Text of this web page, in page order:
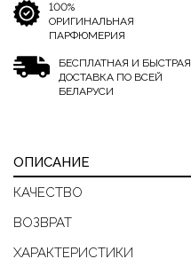
100%
ОРИГИНАЛЬНАЯ
ПАРФЮМЕРИЯ
БЕСПЛАТНАЯ И БЫСТРАЯ
ДОСТАВКА ПО ВСЕЙ
БЕЛАРУСИ
ОПИСАНИЕ
КАЧЕСТВО
ВОЗВРАТ
ХАРАКТЕРИСТИКИ